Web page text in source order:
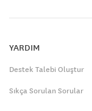
YARDIM
Destek Talebi Oluştur
Sıkça Sorulan Sorular